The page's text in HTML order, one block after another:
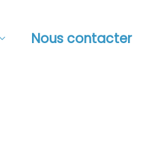
Nous contacter